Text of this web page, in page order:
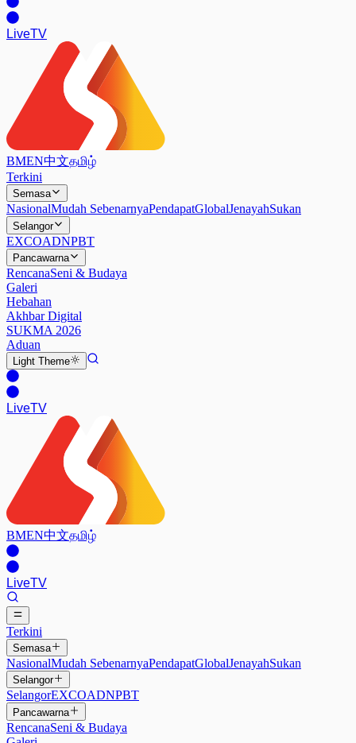
LiveTV
BMEN中文தமிழ்
Terkini
Semasa
NasionalMudah SebenarnyaPendapatGlobalJenayahSukan
Selangor
EXCOADNPBT
Pancawarna
RencanaSeni & Budaya
Galeri
Hebahan
Akhbar Digital
SUKMA 2026
Aduan
Light Theme
LiveTV
BMEN中文தமிழ்
LiveTV
Terkini
Semasa
NasionalMudah SebenarnyaPendapatGlobalJenayahSukan
Selangor
SelangorEXCOADNPBT
Pancawarna
RencanaSeni & Budaya